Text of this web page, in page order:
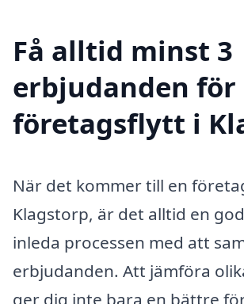
Få alltid minst 3
erbjudanden för
företagsflytt i
När det kommer till en
Klagstorp, är det alltid en
inleda processen med att
erbjudanden. Att jämföra
ger dig inte bara en bättre